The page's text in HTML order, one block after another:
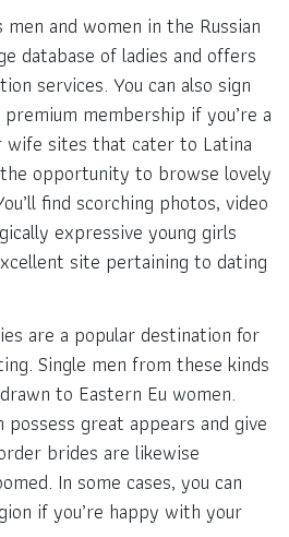
men and women in the Russian
database of ladies and offers
services. You can also sign
membership if you’re a
wife sites that cater to Latina
opportunity to browse lovely
find scorching photos, video
expressive young girls
site pertaining to dating
are a popular destination for
Single men from these kinds
to Eastern Eu women.
great appears and give
brides are likewise
In some cases, you can
if you’re happy with your